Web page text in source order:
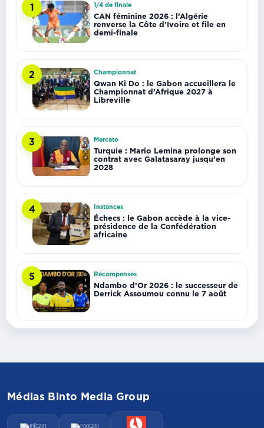
1 1/4 de finale
CAN féminine 2026 : l’Algérie
renverse la Côte d’Ivoire et file en
demi-finale
2 Championnat
Qwan Ki Do : le Gabon accueillera le
Championnat d’Afrique 2027 à
Libreville
3 Mercato
Turquie : Mario Lemina prolonge son
contrat avec Galatasaray jusqu’en
2028
4 Instances
Échecs : le Gabon accède à la vice-
présidence de la Confédération
africaine
5 Récompenses
Ndambo d’Or 2026 : le successeur de
Derrick Assoumou connu le 7 août
Médias Binto Media Group